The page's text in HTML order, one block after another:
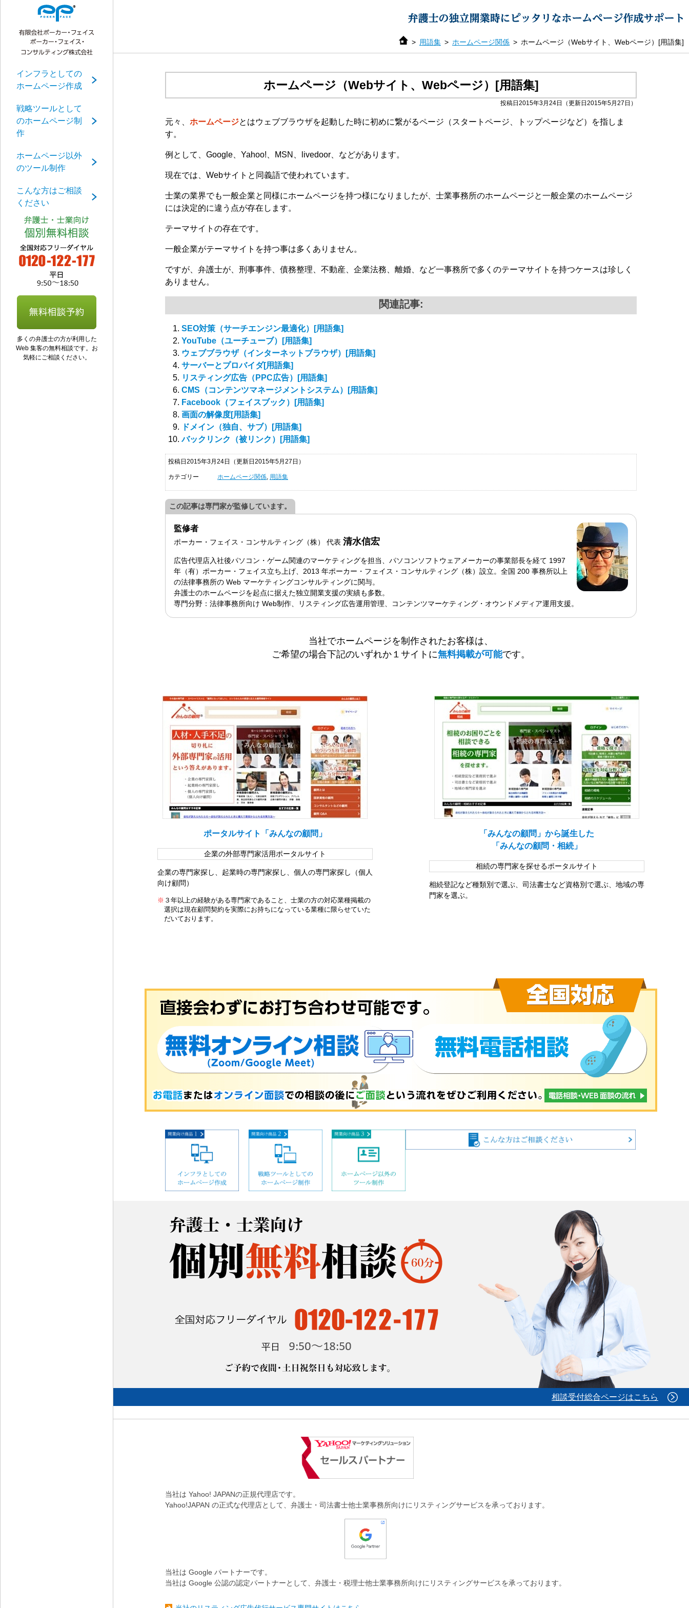
インフラとしての
ホームページ作成
戦略ツールとして
のホームページ制
作
ホームページ以外
のツール制作
こんな方はご相談
ください
多くの弁護士の方が利用した
Web 集客の無料相談です。お
気軽にご相談ください。
用語集 ホームページ関係 ホームページ（Webサイト、Webページ）[用語集]
ホームページ（Webサイト、Webページ）[用語集]
投稿日2015年3月24日 （更新日2015年5月27日）
元々、 ホームページとはウェブブラウザを起動した時に初めに繋がるページ（スタートページ、トップページなど）を指しま
す。
例として、Google、Yahoo!、MSN、livedoor、などがあります。
現在では、Webサイトと同義語で使われています。
士業の業界でも一般企業と同様にホームページを持つ様になりましたが、士業事務所のホームページと一般企業のホームページ
には決定的に違う点が存在します。
テーマサイトの存在です。
一般企業がテーマサイトを持つ事は多くありません。
ですが、弁護士が、刑事事件、債務整理、不動産、企業法務、離婚、など一事務所で多くのテーマサイトを持つケースは珍しく
ありません。
関連記事:
SEO対策（サーチエンジン最適化）[用語集]
YouTube（ユーチューブ）[用語集]
ウェブブラウザ（インターネットブラウザ）[用語集]
サーバーとプロバイダ[用語集]
リスティング広告（PPC広告）[用語集]
CMS（コンテンツマネージメントシステム）[用語集]
Facebook（フェイスブック）[用語集]
画面の解像度[用語集]
ドメイン（独自、サブ）[用語集]
バックリンク（被リンク）[用語集]
投稿日2015年3月24日 （更新日2015年5月27日）
カテゴリー ホームページ関係, 用語集
この記事は専門家が監修しています。
監修者
ポーカー・フェイス・コンサルティング（株） 代表 清水信宏
広告代理店入社後パソコン・ゲーム関連のマーケティングを担当、パソコンソフトウェアメーカーの事業部長を経て 1997
年（有）ポーカー・フェイス立ち上げ、2013 年ポーカー・フェイス・コンサルティング（株）設立。全国 200 事務所以上
の法律事務所の Web マーケティングコンサルティングに関与。
弁護士のホームページを起点に据えた独立開業支援の実績も多数。
専門分野：法律事務所向け Web制作、リスティング広告運用管理、コンテンツマーケティング・オウンドメディア運用支援。
当社でホームページを制作されたお客様は、
ご希望の場合下記のいずれか１サイトに無料掲載が可能です。
ポータルサイト「みんなの顧問」
企業の外部専門家活用ポータルサイト
企業の専門家探し、起業時の専門家探し、個人の専門家探し（個人
向け顧問）
※ ３年以上の経験がある専門家であること、士業の方の対応業種掲載の
選択は現在顧問契約を実際にお持ちになっている業種に限らせていた
だいております。
「みんなの顧問」から誕生した
「みんなの顧問・相続」
相続の専門家を探せるポータルサイト
相続登記など種類別で選ぶ、司法書士など資格別で選ぶ、地域の専
門家を選ぶ。
相談受付総合ページはこちら
当社は Yahoo! JAPANの正規代理店です。
Yahoo!JAPAN の正式な代理店として、弁護士・司法書士他士業事務所向けにリスティングサービスを承っております。
当社は Google パートナーです。
当社は Google 公認の認定パートナーとして、弁護士・税理士他士業事務所向けにリスティングサービスを承っております。